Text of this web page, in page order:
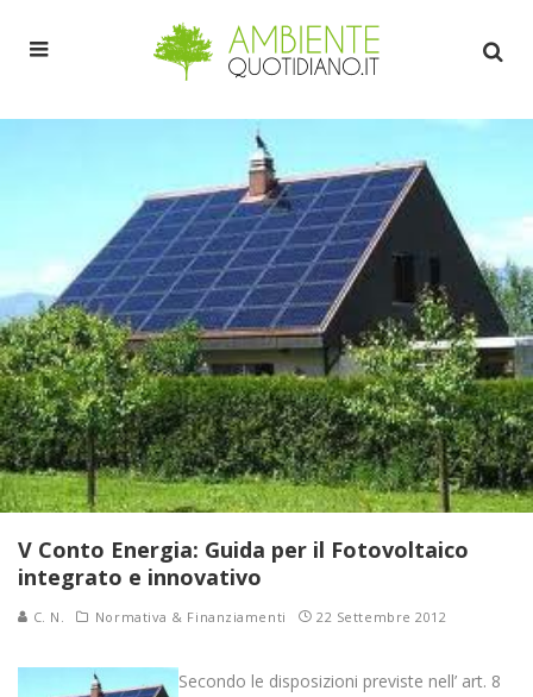
V Conto Energia: Guida per il Fotovoltaico
integrato e innovativo
C. N. Normativa & Finanziamenti 22 Settembre 2012
Secondo le disposizioni previste nell’ art. 8